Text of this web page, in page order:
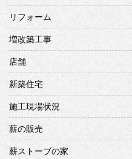
リフォーム
増改築工事
店舗
新築住宅
施工現場状況
薪の販売
薪ストーブの家